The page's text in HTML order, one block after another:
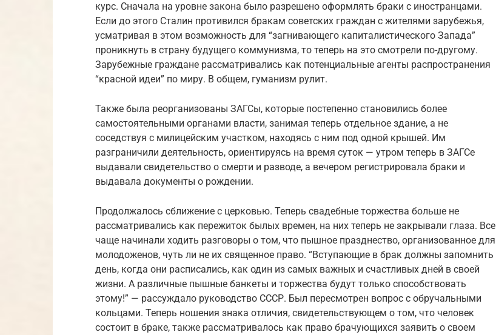
курс. Сначала на уровне закона было разрешено оформлять браки с иностранцами.
Если до этого Сталин противился бракам советских граждан с жителями зарубежья,
усматривая в этом возможность для “загнивающего капиталистического Запада”
проникнуть в страну будущего коммунизма, то теперь на это смотрели по-другому.
Зарубежные граждане рассматривались как потенциальные агенты распространения
“красной идеи” по миру. В общем, гуманизм рулит.
Также была реорганизованы ЗАГСы, которые постепенно становились более
самостоятельными органами власти, занимая теперь отдельное здание, а не
соседствуя с милицейским участком, находясь с ним под одной крышей. Им
разграничили деятельность, ориентируясь на время суток — утром теперь в ЗАГСе
выдавали свидетельство о смерти и разводе, а вечером регистрировала браки и
выдавала документы о рождении.
Продолжалось сближение с церковью. Теперь свадебные торжества больше не
рассматривались как пережиток былых времен, на них теперь не закрывали глаза. Все
чаще начинали ходить разговоры о том, что пышное празднество, организованное для
молодоженов, чуть ли не их священное право. “Вступающие в брак должны запомнить
день, когда они расписались, как один из самых важных и счастливых дней в своей
жизни. А различные пышные банкеты и торжества будут только способствовать
этому!” — рассуждало руководство СССР. Был пересмотрен вопрос с обручальными
кольцами. Теперь ношения знака отличия, свидетельствующем о том, что человек
состоит в браке, также рассматривалось как право брачующихся заявить о своем